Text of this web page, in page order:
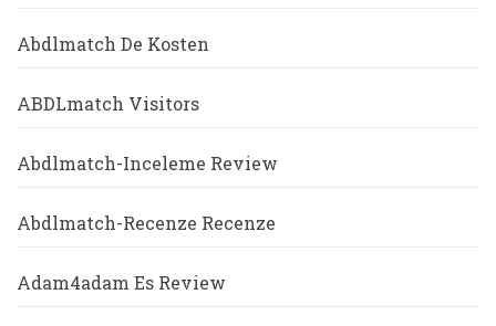
Abdlmatch De Kosten
ABDLmatch Visitors
Abdlmatch-Inceleme Review
Abdlmatch-Recenze Recenze
Adam4adam Es Review